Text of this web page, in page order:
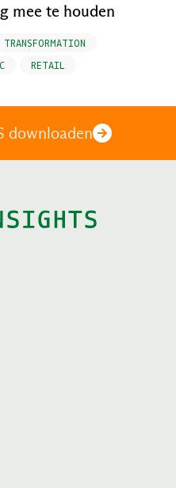
mee te houden
RETAIL
downloaden